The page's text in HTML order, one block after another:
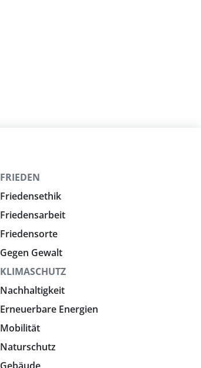
FRIEDEN
Friedensethik
Friedensarbeit
Friedensorte
Gegen Gewalt
KLIMASCHUTZ
Nachhaltigkeit
Erneuerbare Energien
Mobilität
Naturschutz